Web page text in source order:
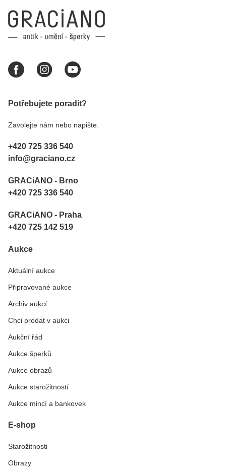
Potřebujete poradit?
Zavolejte nám nebo napište.
+420 725 336 540
info@graciano.cz
GRACiANO - Brno
+420 725 336 540
GRACiANO - Praha
+420 725 142 519
Aukce
Aktuální aukce
Připravované aukce
Archiv aukcí
Chci prodat v aukci
Aukční řád
Aukce šperků
Aukce obrazů
Aukce starožitností
Aukce mincí a bankovek
E-shop
Starožitnosti
Obrazy